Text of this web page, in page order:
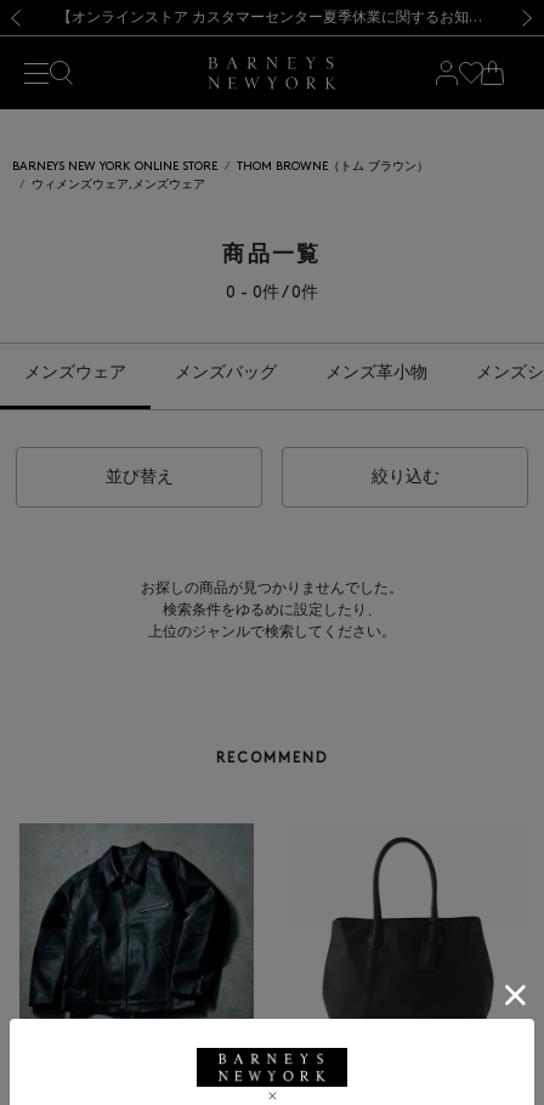
新規登録のお客様も対象！＜MY BARNEYS＞会員のお客様は11,000円（税込）以上のお買上げで常時送料無料！お買い物の際は会員登録を！
【夏季休業に伴う出荷一時停止のお知らせ】(2026.8.7) 【オンラインストア カスタマーセンター夏季休業に関するお知らせ】（2026.8.7）
【夏季休業に伴う返品・交換承り一時停止のお知らせ】（2026.8.5）
熊本県を中心とした地震の影響によるお荷物のお届けについて
【開催中】SUMMER SALEのご案内・ご注意事項 新規登録のお客様も対象！＜MY BARNEYS＞会員のお客様は11,000円（税込）以上のお買上げで常時送料無料！お買い物の際は会員登録を！
【夏季休業に伴う出荷一時停止のお知らせ】(2026.8.7)
BARNEYS NEW YORK ONLINE STORE
THOM BROWNE（トム ブラウン）
ウィメンズウェア,メンズウェア
商品一覧
0 - 0件 / 0件
メンズウェア メンズバッグ メンズ革小物 メンズ
並び替え 絞り込む
お探しの商品が見つかりませんでした。
検索条件をゆるめに設定したり、
上位のジャンルで検索してください。
RECOMMEND
BARNEYS NEW YORK